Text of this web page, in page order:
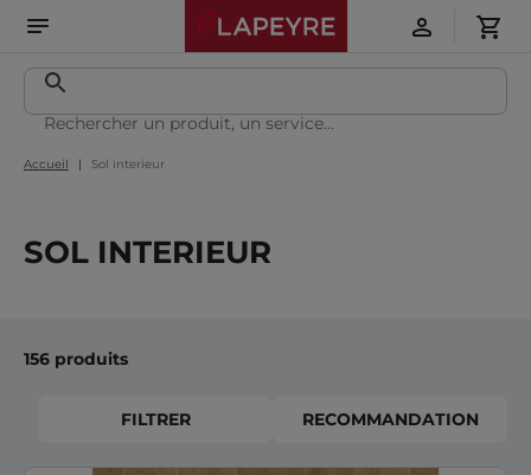
Accueil Sol interieur
SOL INTERIEUR
156 produits
FILTRER RECOMMANDATION